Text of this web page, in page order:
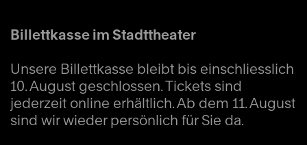
Billettkasse im Stadttheater
Unsere Billettkasse bleibt bis einschliesslich
10. August geschlossen. Tickets sind
jederzeit online erhältlich. Ab dem 11. August
sind wir wieder persönlich für Sie da.